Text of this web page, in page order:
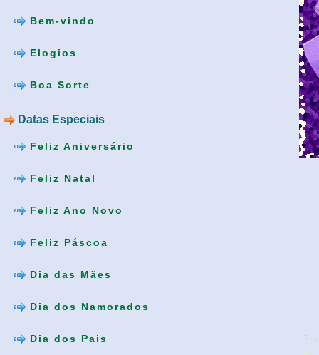
Bem-vindo
Elogios
Boa Sorte
Datas Especiais
Feliz Aniversário
Feliz Natal
Feliz Ano Novo
Feliz Páscoa
Dia das Mães
Dia dos Namorados
Dia dos Pais